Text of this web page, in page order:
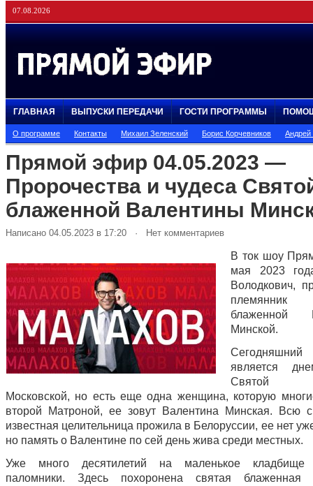
07.08.2026
ГЛАВНАЯ ВЫПУСКИ ПЕРЕДАЧИ ГОСТИ ПРОГРАММЫ
О программе Контакты Михаил Зеленский Борис Корчевников
Прямой эфир 04.05.2023 —
Пророчества и чудеса
блаженной Валентины
Написано 04.05.2023 в 17:20 · Нет комментариев
В ток шоу
мая 2023
Володкович,
блаженной
Минской.
является
Святой
Московской, но есть еще одна женщина, которую
второй Матроной, ее зовут Валентина Минская. Всю
известная целительница прожила в Белоруссии, ее нет
но память о Валентине по сей день жива среди местных.
Уже много десятилетий на маленькое кладбище
паломники. Здесь похоронена святая блаженная